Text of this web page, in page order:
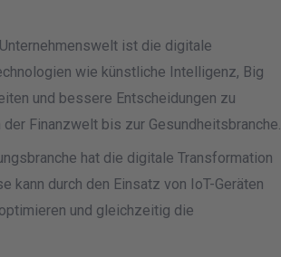
ist die digitale
wie künstliche Intelligenz, Big
und bessere Entscheidungen zu
Finanzwelt bis zur Gesundheitsbranche.
hat die digitale Transformation
kann durch den Einsatz von IoT-Geräten
und gleichzeitig die